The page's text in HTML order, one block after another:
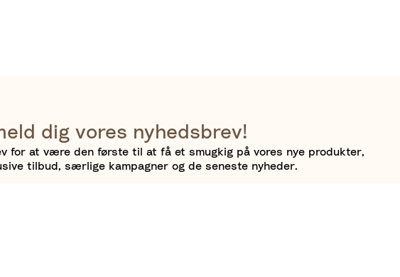
dig vores nyhedsbrev!
for at være den første til at få et smugkig på vores nye produkter,
tilbud, særlige kampagner og de seneste nyheder.